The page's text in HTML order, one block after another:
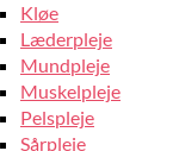
Kløe
Læderpleje
Mundpleje
Muskelpleje
Pelspleje
Sårpleje